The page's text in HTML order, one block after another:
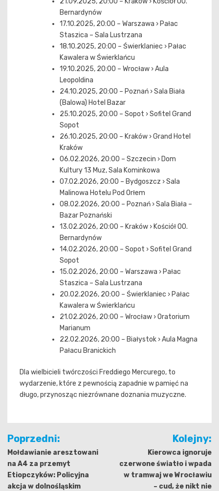
Bernardynów
17.10.2025, 20:00 – Warszawa › Pałac
Staszica – Sala Lustrzana
18.10.2025, 20:00 – Świerklaniec › Pałac
Kawalera w Świerklańcu
19.10.2025, 20:00 – Wrocław › Aula
Leopoldina
24.10.2025, 20:00 – Poznań › Sala Biała
(Balowa) Hotel Bazar
25.10.2025, 20:00 – Sopot › Sofitel Grand
Sopot
26.10.2025, 20:00 – Kraków › Grand Hotel
Kraków
06.02.2026, 20:00 – Szczecin › Dom
Kultury 13 Muz, Sala Kominkowa
07.02.2026, 20:00 – Bydgoszcz › Sala
Malinowa Hotelu Pod Orłem
08.02.2026, 20:00 – Poznań › Sala Biała –
Bazar Poznański
13.02.2026, 20:00 – Kraków › Kościół OO.
Bernardynów
14.02.2026, 20:00 – Sopot › Sofitel Grand
Sopot
15.02.2026, 20:00 – Warszawa › Pałac
Staszica – Sala Lustrzana
20.02.2026, 20:00 – Świerklaniec › Pałac
Kawalera w Świerklańcu
21.02.2026, 20:00 – Wrocław › Oratorium
Marianum
22.02.2026, 20:00 – Białystok › Aula Magna
Pałacu Branickich
Dla wielbicieli twórczości Freddiego Mercurego, to
wydarzenie, które z pewnością zapadnie w pamięć na
długo, przynosząc niezrównane doznania muzyczne.
Nawigacja
wpisu
Poprzedni:
Mołdawianie aresztowani
na A4 za przemyt
Etiopczyków: Policyjna
akcja w dolnośląskim
Kolejny:
Kierowca ignoruje
czerwone światło i wpada
w tramwaj we Wrocławiu
– cud, że nikt nie